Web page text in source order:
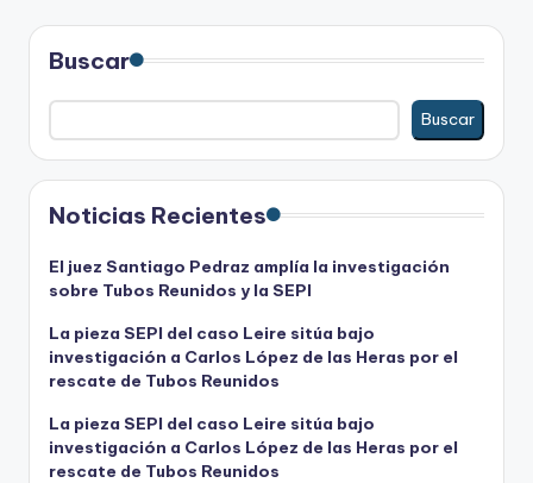
Buscar
Buscar
Noticias Recientes
El juez Santiago Pedraz amplía la investigación
sobre Tubos Reunidos y la SEPI
La pieza SEPI del caso Leire sitúa bajo
investigación a Carlos López de las Heras por el
rescate de Tubos Reunidos
La pieza SEPI del caso Leire sitúa bajo
investigación a Carlos López de las Heras por el
rescate de Tubos Reunidos